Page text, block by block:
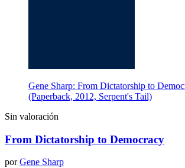
Gene Sharp: From Dictatorship to
(Paperback, 2012, Serpent's Tail)
Sin valoración
From Dictatorship to Democracy
porGene Sharp